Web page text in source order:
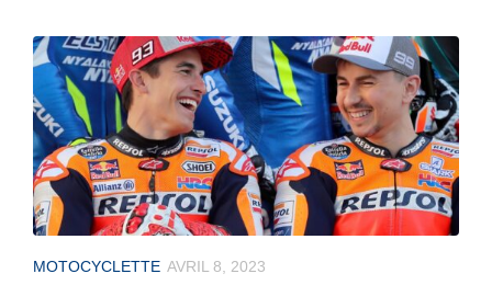
MOTOCYCLETTE AVRIL 8, 2023